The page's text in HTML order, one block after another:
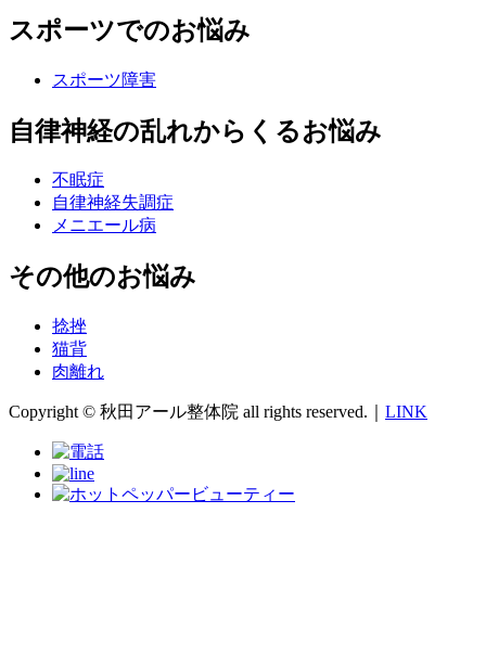
スポーツでのお悩み
スポーツ障害
自律神経の乱れからくるお悩み
不眠症
自律神経失調症
メニエール病
その他のお悩み
捻挫
猫背
肉離れ
Copyright © 秋田アール整体院 all rights reserved.｜ LINK